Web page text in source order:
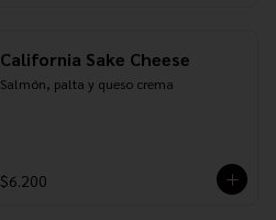
California Sake Cheese
Salmón, palta y queso crema
$6.200